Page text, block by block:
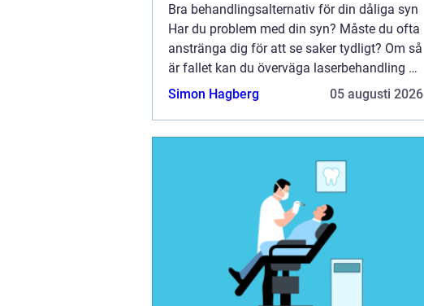
Bra behandlingsalternativ för din dåliga syn
Har du problem med din syn? Måste du ofta
anstränga dig för att se saker tydligt? Om så
är fallet kan du överväga laserbehandling av
synfel. Detta är ett beprövat sätt att
Simon Hagberg 05 augusti 2026